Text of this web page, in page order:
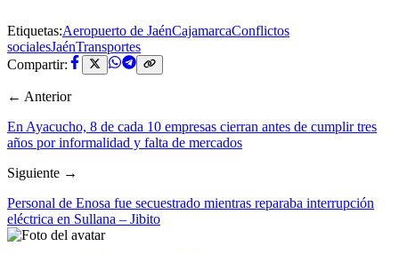
Etiquetas:Aeropuerto de JaénCajamarcaConflictos
socialesJaénTransportes
Compartir:
← Anterior
En Ayacucho, 8 de cada 10 empresas cierran antes de cumplir tres
años por informalidad y falta de mercados
Siguiente →
Personal de Enosa fue secuestrado mientras reparaba interrupción
eléctrica en Sullana – Jibito